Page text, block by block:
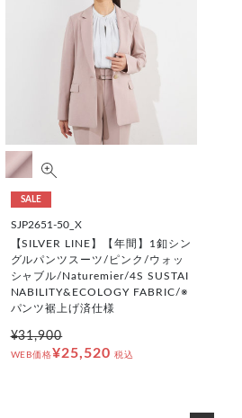
SALE
SJP2651-50_X
【SILVER LINE】【年間】1釦シン
グルパンツスーツ/ピンク/ウォッ
シャブル/Naturemier/4S SUSTAI
NABILITY&ECOLOGY FABRIC/※
パンツ裾上げ済仕様
¥31,900
WEB価格¥25,520 税込